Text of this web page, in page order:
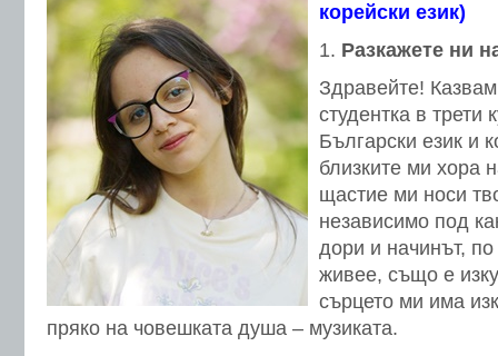
корейски език)
Разкажете ни
Здравейте!
студентка в трети
Български език и
близките ми хора
щастие ми носи
независимо под
дори и начинът,
живее, също е
сърцето ми има
пряко на човешката душа – музиката.